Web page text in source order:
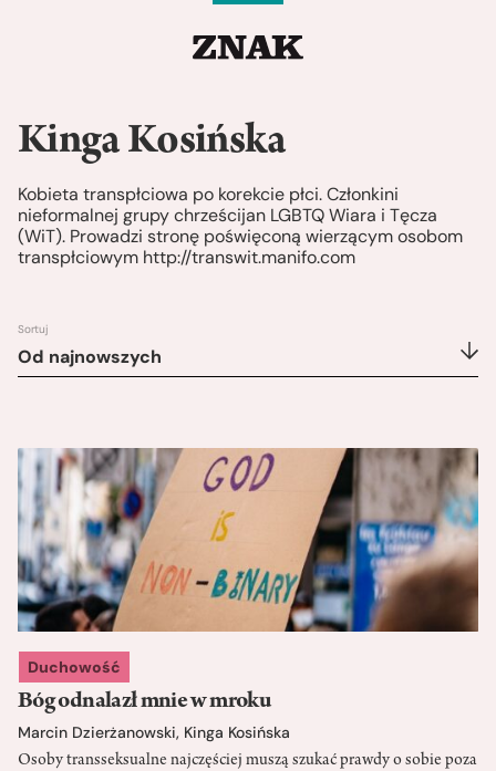
Kinga Kosińska
Kobieta transpłciowa po korekcie płci. Członkini
nieformalnej grupy chrześcijan LGBTQ Wiara i Tęcza
(WiT). Prowadzi stronę poświęconą wierzącym osobom
transpłciowym http://transwit.manifo.com
Sortuj
Od najnowszych
Duchowość
Bóg odnalazł mnie w mroku
Marcin Dzierżanowski, Kinga Kosińska
Osoby transseksualne najczęściej muszą szukać prawdy o sobie poza